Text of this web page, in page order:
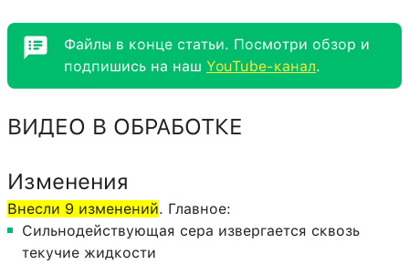
Файлы в конце статьи. Посмотри обзор и
подпишись на наш YouTube-канал.
ВИДЕО В ОБРАБОТКЕ
Изменения
Внесли 9 изменений. Главное:
Сильнодействующая сера извергается сквозь
текучие жидкости